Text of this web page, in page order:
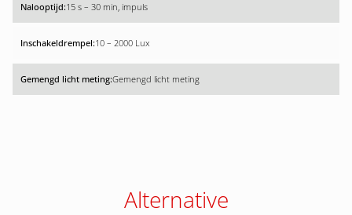
15 s – 30 min, impuls
10 – 2000 Lux
Gemengd licht meting
Alternative